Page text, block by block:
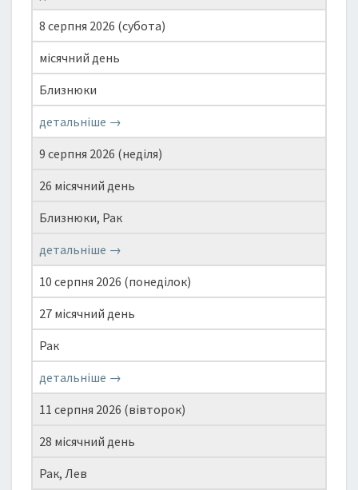
8 серпня 2026 (субота)
місячний день
Близнюки
детальніше →
9 серпня 2026 (неділя)
26 місячний день
Близнюки, Рак
детальніше →
10 серпня 2026 (понеділок)
27 місячний день
Рак
детальніше →
11 серпня 2026 (вівторок)
28 місячний день
Рак, Лев